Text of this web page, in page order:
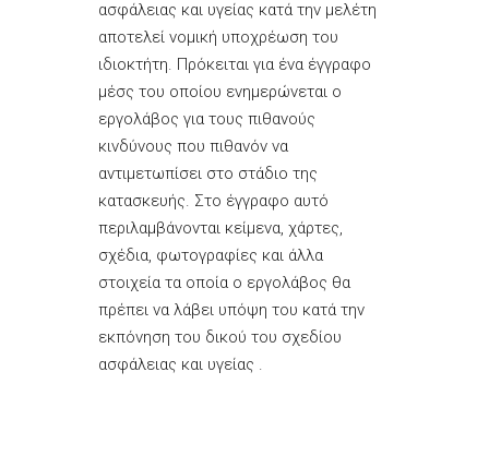
ασφάλειας και υγείας κατά την μελέτη
αποτελεί νομική υποχρέωση του
ιδιοκτήτη. Πρόκειται για ένα έγγραφο
μέσς του οποίου ενημερώνεται ο
εργολάβος για τους πιθανούς
κινδύνους που πιθανόν να
αντιμετωπίσει στο στάδιο της
κατασκευής. Στο έγγραφο αυτό
περιλαμβάνονται κείμενα, χάρτες,
σχέδια, φωτογραφίες και άλλα
στοιχεία τα οποία ο εργολάβος θα
πρέπει να λάβει υπόψη του κατά την
εκπόνηση του δικού του σχεδίου
ασφάλειας και υγείας .